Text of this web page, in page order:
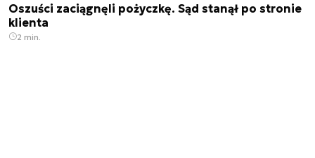
Oszuści zaciągnęli pożyczkę. Sąd stanął po stronie
klienta
2 min.